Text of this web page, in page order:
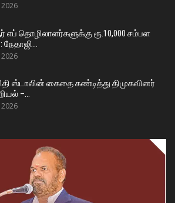
எப் தொழிலாளர்களுக்கு ரூ.10,000 சம்பள
நேதாஜி…
ஸ்டாலின் கைதை கண்டித்து திமுகவினர்
–…